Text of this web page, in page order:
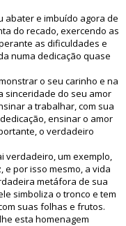
abater e imbuído agora de
do recado, exercendo as
as dificuldades e
numa dedicação quase
o seu carinho e na
sinceridade do seu amor
a trabalhar, com sua
ensinar o amor
o verdadeiro
verdadeiro, um exemplo,
por isso mesmo, a vida
metáfora de sua
simboliza o tronco e tem
suas folhas e frutos.
esta homenagem